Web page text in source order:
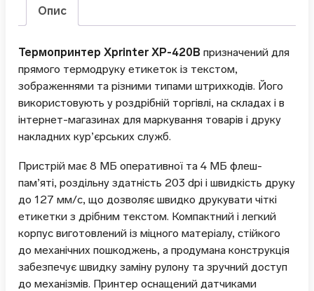
Опис
Термопринтер Xprinter XP-420B призначений для
прямого термодруку етикеток із текстом,
зображеннями та різними типами штрихкодів. Його
використовують у роздрібній торгівлі, на складах і в
інтернет-магазинах для маркування товарів і друку
накладних кур’єрських служб.
Пристрій має 8 МБ оперативної та 4 МБ флеш-
пам’яті, роздільну здатність 203 dpi і швидкість друку
до 127 мм/с, що дозволяє швидко друкувати чіткі
етикетки з дрібним текстом. Компактний і легкий
корпус виготовлений із міцного матеріалу, стійкого
до механічних пошкоджень, а продумана конструкція
забезпечує швидку заміну рулону та зручний доступ
до механізмів. Принтер оснащений датчиками